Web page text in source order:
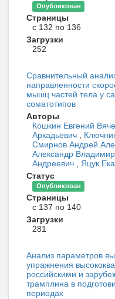
Опубликован
Страницы
с 132 по 136
Загрузки
252
Сравнительный
направленности
мышц частей тела у
соматотипов
Авторы
Кошкин Евгений
Аркадьевич ,
Смирнов Андрей
Александр
Андреевич , Яцук
Статус
Опубликован
Страницы
с 137 по 140
Загрузки
281
Анализ параметров
упражнения
российскими и
трамплина в
периодах